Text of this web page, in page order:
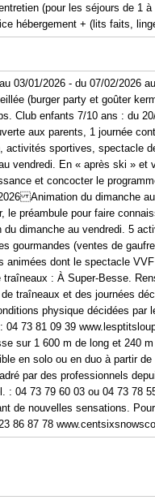
(pour les séjours de 1
hébergement + (lits faits,
03/01/2026 - du 07/02/2026
(burger party et goûter
Club enfants 7/10 ans : du
aux parents, 1 journée
activités sportives, spectacle
vendredi. En « après ski » et
et concocter le
Animation du dimanche
le préambule pour faire
dimanche au vendredi. 5
gourmandes (ventes de
animées dont le spectacle
: À Super-Besse.
traîneaux et des journées
physique décidées
04 73 81 09 39
sur 1 600 m de long et 240
en solo ou en duo à partir
par des professionnels
: 04 73 79 60 03 ou 04 73
de nouvelles sensations.
86 87 78